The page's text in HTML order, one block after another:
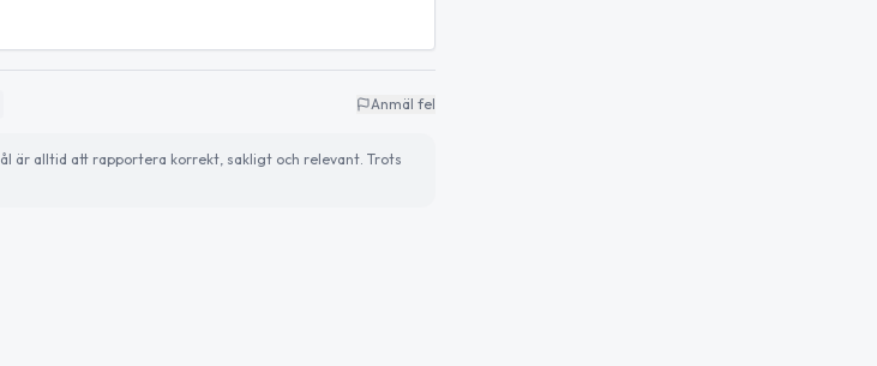
Anmäl fel
är alltid att rapportera korrekt, sakligt och relevant. Trots